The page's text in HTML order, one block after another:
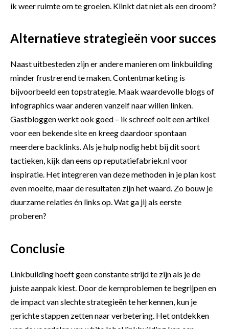
ik weer ruimte om te groeien. Klinkt dat niet als een droom?
Alternatieve strategieën voor succes
Naast uitbesteden zijn er andere manieren om linkbuilding
minder frustrerend te maken. Contentmarketing is
bijvoorbeeld een topstrategie. Maak waardevolle blogs of
infographics waar anderen vanzelf naar willen linken.
Gastbloggen werkt ook goed – ik schreef ooit een artikel
voor een bekende site en kreeg daardoor spontaan
meerdere backlinks. Als je hulp nodig hebt bij dit soort
tactieken, kijk dan eens opreputatiefabriek.nlvoor
inspiratie. Het integreren van deze methoden in je plan kost
even moeite, maar de resultaten zijn het waard. Zo bouw je
duurzame relaties én links op. Wat ga jij als eerste
proberen?
Conclusie
Linkbuilding hoeft geen constante strijd te zijn als je de
juiste aanpak kiest. Door de kernproblemen te begrijpen en
de impact van slechte strategieën te herkennen, kun je
gerichte stappen zetten naar verbetering. Het ontdekken